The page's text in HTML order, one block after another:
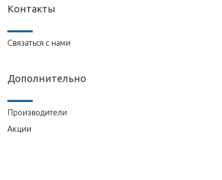
Контакты
Связаться с нами
Дополнительно
Производители
Акции